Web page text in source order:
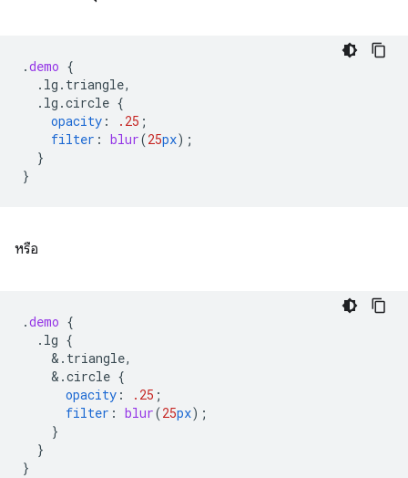
.demo {
.lg.triangle,
.lg.circle {
opacity : .25 ;
filter : blur(25px);
}
}
หรือ
.demo {
.lg {
& .triangle,
& .circle {
opacity : .25 ;
filter : blur(25px);
}
}
}